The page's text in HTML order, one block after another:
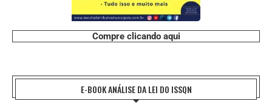
Compre clicando aqui
E-BOOK ANÁLISE DA LEI DO ISSQN